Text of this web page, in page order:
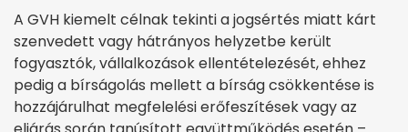
A GVH kiemelt célnak tekinti a jogsértés miatt kárt
szenvedett vagy hátrányos helyzetbe került
fogyasztók, vállalkozások ellentételezését, ehhez
pedig a bírságolás mellett a bírság csökkentése is
hozzájárulhat megfelelési erőfeszítések vagy az